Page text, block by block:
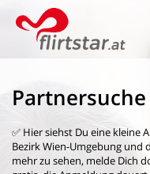
✅ Hier siehst Du eine kleine
Bezirk Wien-Umgebung und
mehr zu sehen, melde Dich